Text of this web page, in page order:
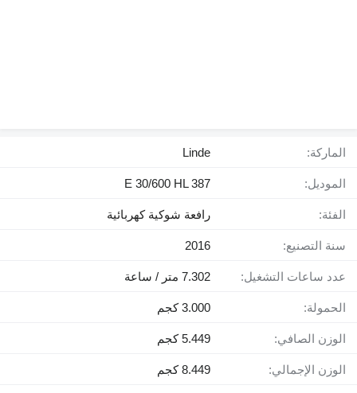
الماركة: Linde
الموديل: E 30/600 HL 387
الفئة: رافعة شوكية كهربائية
سنة التصنيع: 2016
عدد ساعات التشغيل: 7.302 متر / ساعة
الحمولة: 3.000 كجم
الوزن الصافي: 5.449 كجم
الوزن الإجمالي: 8.449 كجم